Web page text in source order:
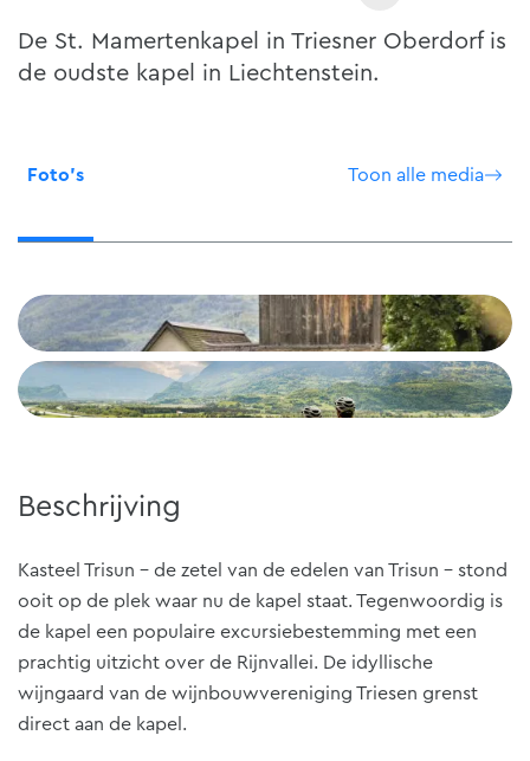
De St. Mamertenkapel in Triesner Oberdorf is
de oudste kapel in Liechtenstein.
Foto's Toon alle media
Beschrijving
Kasteel Trisun - de zetel van de edelen van Trisun - stond
ooit op de plek waar nu de kapel staat. Tegenwoordig is
de kapel een populaire excursiebestemming met een
prachtig uitzicht over de Rijnvallei. De idyllische
wijngaard van de wijnbouwvereniging Triesen grenst
direct aan de kapel.